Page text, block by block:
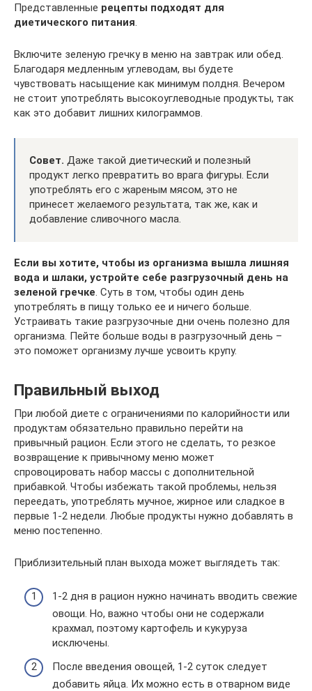
Представленные рецепты подходят для
диетического питания
Включите зеленую гречку в меню на завтрак или обед.
Благодаря медленным углеводам, вы будете
чувствовать насыщение как минимум полдня. Вечером
не стоит употреблять высокоуглеводные продукты, так
как это добавит лишних килограммов.
Совет. Даже такой диетический и полезный
продукт легко превратить во врага фигуры. Если
употреблять его с жареным мясом, это не
принесет желаемого результата, так же, как и
добавление сливочного масла.
Если вы хотите, чтобы из организма вышла лишняя
вода и шлаки, устройте себе разгрузочный день на
зеленой гречке . Суть в том, чтобы один день
употреблять в пищу только ее и ничего больше.
Устраивать такие разгрузочные дни очень полезно для
организма. Пейте больше воды в разгрузочный день –
это поможет организму лучше усвоить крупу.
Правильный выход
При любой диете с ограничениями по калорийности или
продуктам обязательно правильно перейти на
привычный рацион. Если этого не сделать, то резкое
возвращение к привычному меню может
спровоцировать набор массы с дополнительной
прибавкой. Чтобы избежать такой проблемы, нельзя
переедать, употреблять мучное, жирное или сладкое в
первые 1-2 недели. Любые продукты нужно добавлять в
меню постепенно.
Приблизительный план выхода может выглядеть так:
1-2 дня в рацион нужно начинать вводить свежие
овощи. Но, важно чтобы они не содержали
крахмал, поэтому картофель и кукуруза
исключены.
После введения овощей, 1-2 суток следует
добавить яйца. Их можно есть в отварном виде